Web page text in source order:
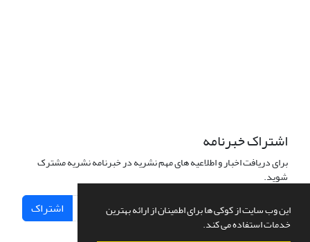
این وب سایت از کوکی ها برای اطمینان از ارائه بهترین
خدمات استفاده می کند.
اشتراک خبرنامه
برای دریافت اخبار و اطلاعیه های مهم نشریه در خبرنامه نشریه مشترک
شوید.
اشتراک